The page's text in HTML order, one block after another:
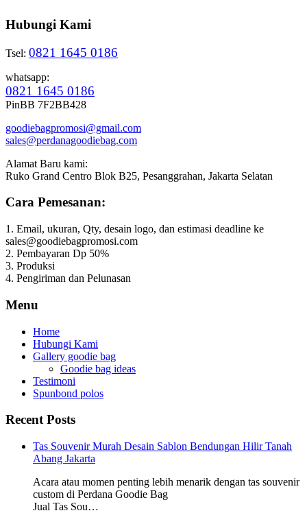
Hubungi Kami
Tsel: 0821 1645 0186
whatsapp:
0821 1645 0186
PinBB 7F2BB428
goodiebagpromosi@gmail.com
sales@perdanagoodiebag.com
Alamat Baru kami:
Ruko Grand Centro Blok B25, Pesanggrahan, Jakarta Selatan
Cara Pemesanan:
1. Email, ukuran, Qty, desain logo, dan estimasi deadline ke
sales@goodiebagpromosi.com
2. Pembayaran Dp 50%
3. Produksi
4. Pengiriman dan Pelunasan
Menu
Home
Hubungi Kami
Gallery goodie bag
Goodie bag ideas
Testimoni
Spunbond polos
Recent Posts
Tas Souvenir Murah Desain Sablon Bendungan Hilir Tanah
Abang Jakarta
Acara atau momen penting lebih menarik dengan tas souvenir
custom di Perdana Goodie Bag
Jual Tas Sou…